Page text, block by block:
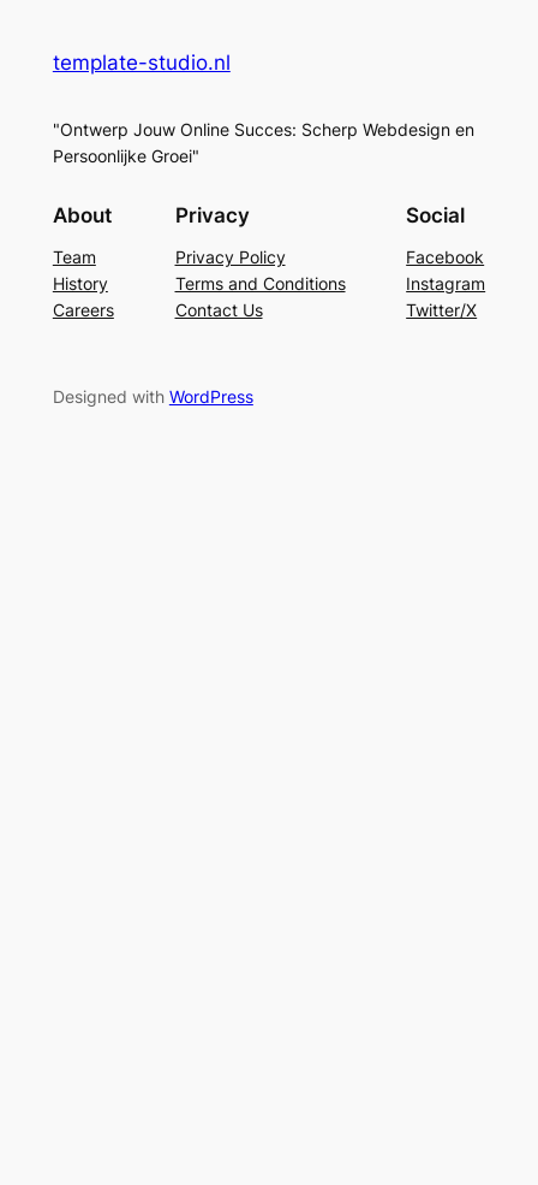
template-studio.nl
"Ontwerp Jouw Online Succes: Scherp Webdesign en
Persoonlijke Groei"
About
Team
History
Careers
Privacy
Privacy Policy
Terms and Conditions
Contact Us
Social
Facebook
Instagram
Twitter/X
Designed with WordPress